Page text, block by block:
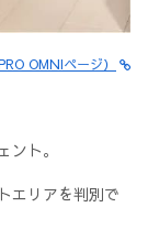
OMNIページ）
ト。
エリアを判別で